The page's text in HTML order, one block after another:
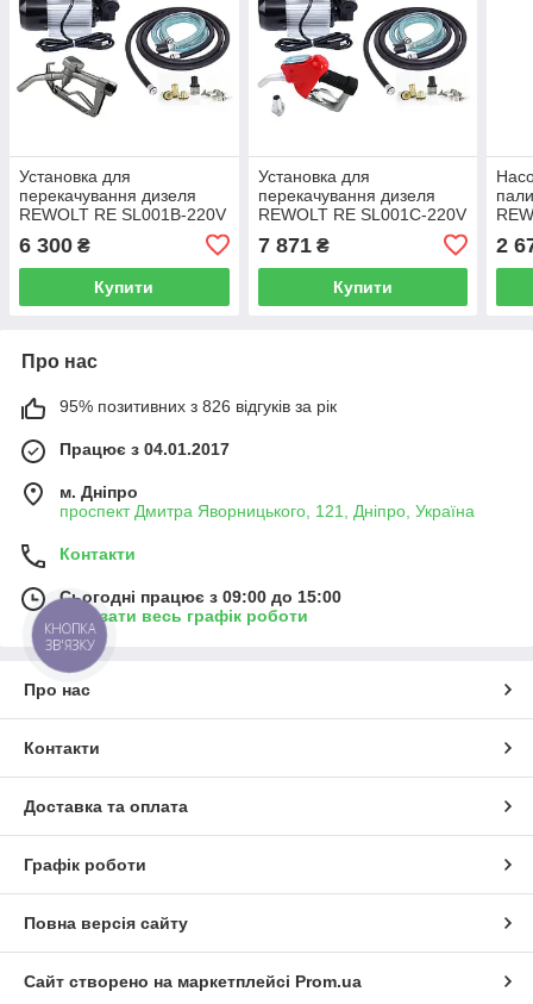
Установка для
перекачування дизеля
REWOLT RE SL001B-220V
6 300 ₴
Купити
Установка для
перекачування дизеля
REWOLT RE SL001C-220V
7 871₴
Купити
2
Про нас
95% позитивних з 826 відгуків за рік
Працює з 04.01.2017
м. Дніпро
проспект Дмитра Яворницького, 121, Дніпро, Україна
Контакти
Сьогодні працює з 09:00 до 15:00
Показати весь графік роботи
Про нас
Контакти
Доставка та оплата
Графік роботи
Повна версія сайту
Сайт створено на маркетплейсі Prom.ua
КНОПКА
ЗВ'ЯЗКУ